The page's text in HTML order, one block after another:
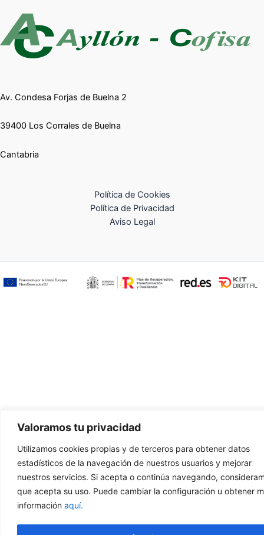
Valoramos tu privacidad
Utilizamos cookies propias y de terceros para obtener datos
estadísticos de la navegación de nuestros usuarios y mejorar
nuestros servicios. Si acepta o continúa navegando,
que acepta su uso. Puede cambiar la configuración u obtener
información aquí.
Av. Condesa Forjas de Buelna 2
39400 Los Corrales de Buelna
Cantabria
Política de Cookies
Política de Privacidad
Aviso Legal